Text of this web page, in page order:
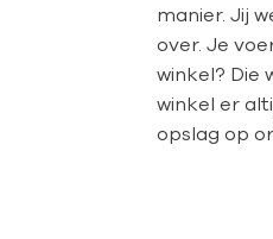
manier. Jij
over. Je
winkel? Die
winkel er
opslag op